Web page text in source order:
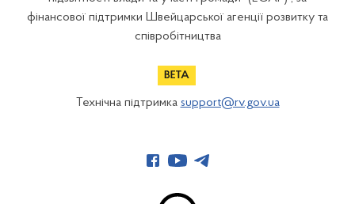
фінансової підтримки Швейцарської агенції розвитку та
співробітництва
Технічна підтримка support@rv.gov.ua